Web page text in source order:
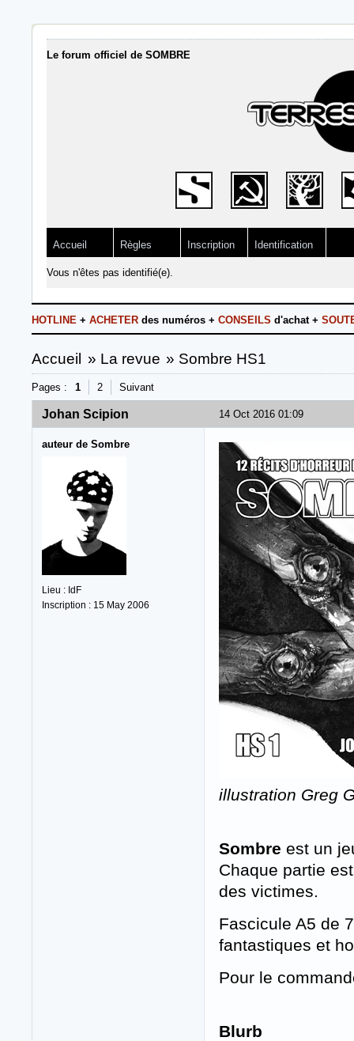
Le forum officiel de SOMBRE
Accueil Règles Inscription Identification
Vous n'êtes pas identifié(e).
HOTLINE + ACHETER des numéros + CONSEILS d'achat +
Accueil » La revue » Sombre HS1
Pages : 1 2 Suivant
14 Oct 2016 01:09
Johan Scipion
auteur de Sombre
Lieu : IdF
Inscription : 15 May 2006
illustration Greg
Sombre est un
Chaque partie
des victimes.
Fascicule A5 de
fantastiques et
Pour le
Blurb